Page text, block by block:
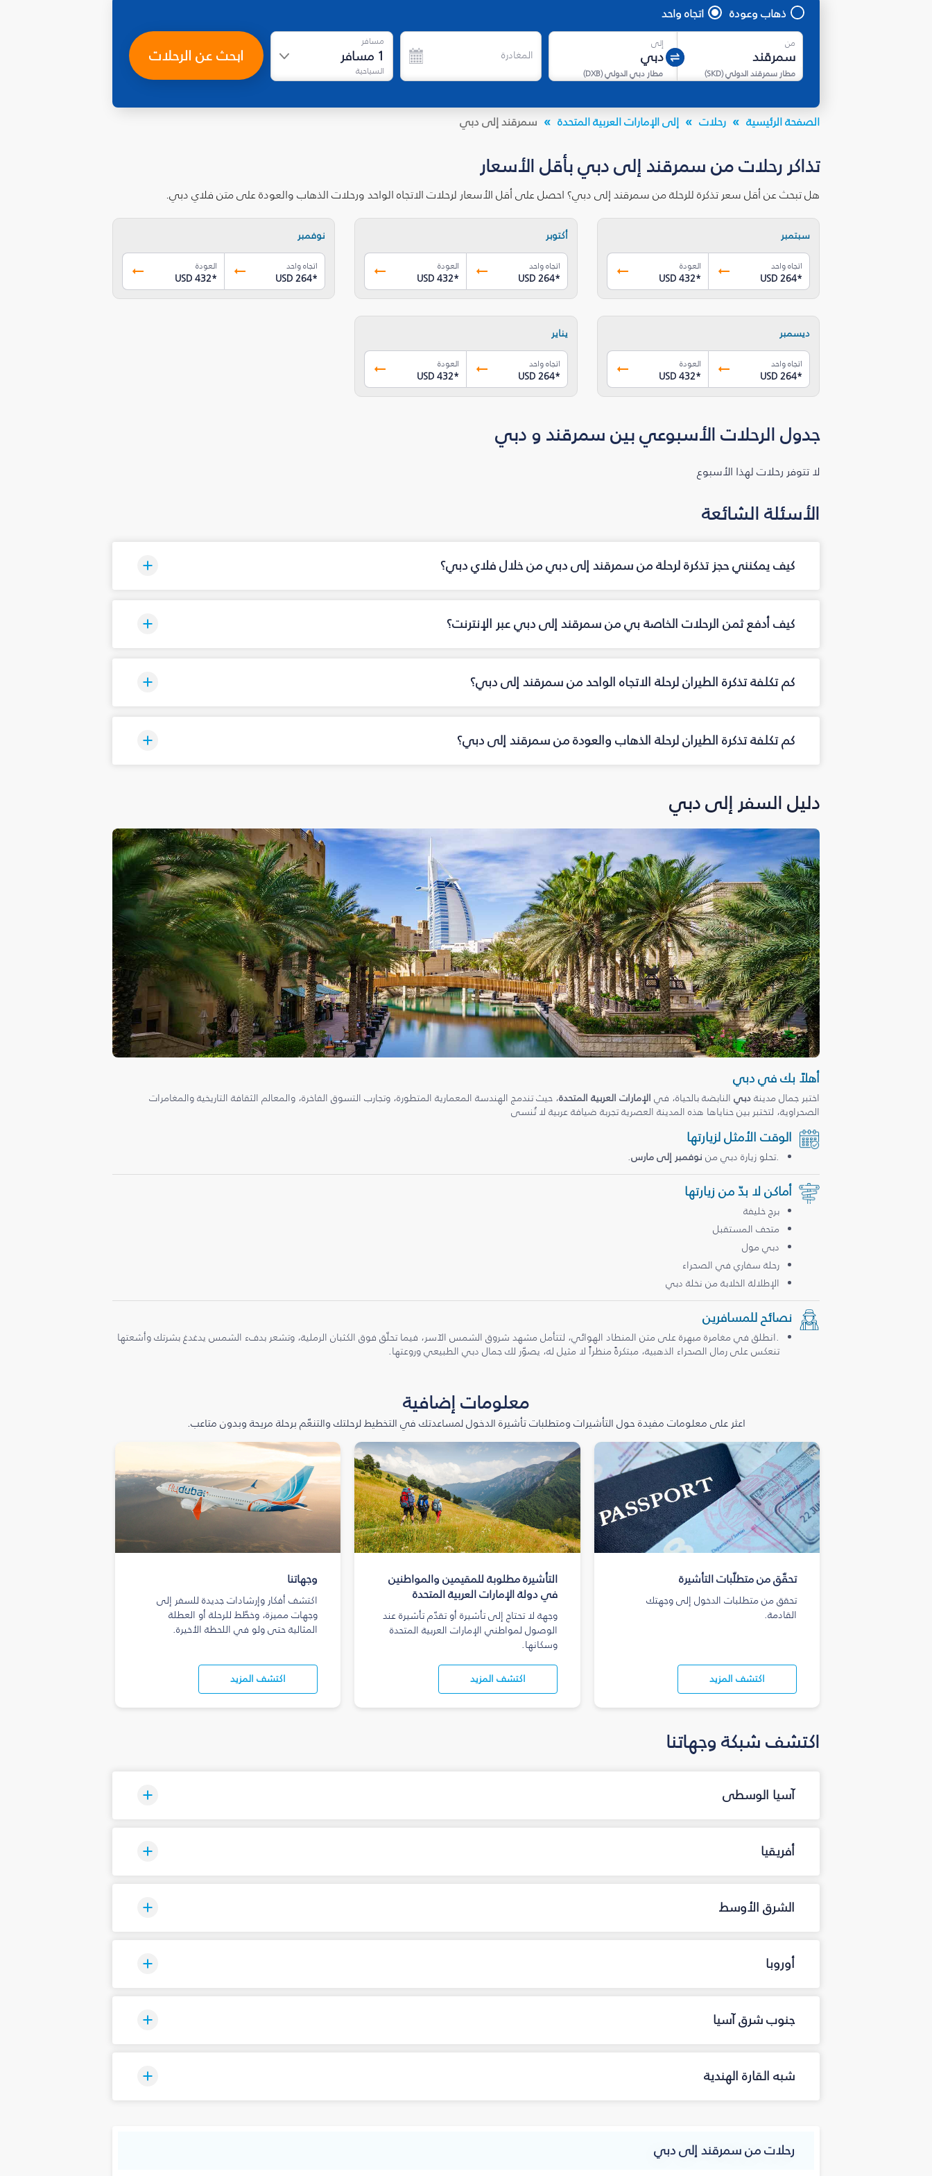
ذهاب وعودة اتجاه واحد
من
مطار سمرقند الدولي(
SKD
)
إلى
مطار دبي الدولي(
DXB
)
المغادرة
مسافر
1 مسافر
السياحية
ابحث عن الرحلات
الصفحة الرئيسية رحلات إلى الإمارات العربية المتحدة سمرقند إلى دبي
تذاكر رحلات من سمرقند إلى دبي بأقل الأسعار
هل تبحث عن أقل سعر تذكرة للرحلة من سمرقند إلى دبي؟ احصل على أقل الأسعار لرحلات الاتجاه الواحد ورحلات الذهاب والعودة على متن فلاي دبي.
سبتمبر
اتجاه واحد
USD 264*
العودة
USD 432*
أكتوبر
اتجاه واحد
USD 264*
العودة
USD 432*
نوفمبر
اتجاه واحد
USD 264*
العودة
USD 432*
ديسمبر
اتجاه واحد
USD 264*
العودة
USD 432*
يناير
اتجاه واحد
USD 264*
العودة
USD 432*
جدول الرحلات الأسبوعي بين سمرقند و دبي
لا تتوفر رحلات لهذا الأسبوع
الأسئلة الشائعة
كيف يمكنني حجز تذكرة لرحلة من سمرقند إلى دبي من خلال فلاي دبي؟
كيف أدفع ثمن الرحلات الخاصة بي من سمرقند إلى دبي عبر الإنترنت؟
كم تكلفة تذكرة الطيران لرحلة الاتجاه الواحد من سمرقند إلى دبي؟
كم تكلفة تذكرة الطيران لرحلة الذهاب والعودة من سمرقند إلى دبي؟
دليل السفر إلى دبي
أهلاً بك في دبي
اختبر جمال مدينةدبي النابضة بالحياة، في الإمارات العربية المتحدة، حيث تندمج الهندسة المعمارية المتطورة، وتجارب التسوق الفاخرة، والمعالم الثقافة التاريخية والمغامرات
الصحراوية، لتختبر بين حناياها هذه المدينة العصرية تجربة ضيافة عربية لا تُنسى
الوقت الأمثل لزيارتها
.تحلو زيارة دبي من نوفمبر إلى مارس.
أماكن لا بدّ من زيارتها
برج خليفة
متحف المستقبل
دبي مول
رحلة سفاري في الصحراء
الإطلالة الخلابة من نخلة دبي
نصائح للمسافرين
.انطلق في مغامرة مبهرة على متن المنطاد الهوائي، لتتأمل مشهد شروق الشمس الآسر، فيما تحلّق فوق الكثبان الرملية، وتشعر بدفء الشمس يدغدغ بشرتك وأشعتها
تنعكس على رمال الصحراء الذهبية، مبتكرةً منظراً لا مثيل له، يصوّر لك جمال دبي الطبيعي وروعتها.
معلومات إضافية
اعثر على معلومات مفيدة حول التأشيرات ومتطلبات تأشيرة الدخول لمساعدتك في التخطيط لرحلتك والتنعّم برحلة مريحة وبدون متاعب.
تحقّق من متطلّبات التأشيرة
تحقق من متطلبات الدخول إلى وجهتك
القادمة.
اكتشف المزيد
التأشيرة مطلوبة للمقيمين والمواطنين
في دولة الإمارات العربية المتحدة
وجهة لا تحتاج إلى تأشيرة أو تقدّم تأشيرة عند
الوصول لمواطني الإمارات العربية المتحدة
وسكانها.
اكتشف المزيد
وجهاتنا
اكتشف أفكار وإرشادات جديدة للسفر إلى
وجهات مميزة، وخطّط للرحلة أو العطلة
المثالية حتى ولو في اللحظة الأخيرة.
اكتشف المزيد
اكتشف شبكة وجهاتنا
آسيا الوسطى
أفريقيا
الشرق الأوسط
أوروبا
جنوب شرق آسيا
شبه القارة الهندية
رحلات من سمرقند إلى دبي